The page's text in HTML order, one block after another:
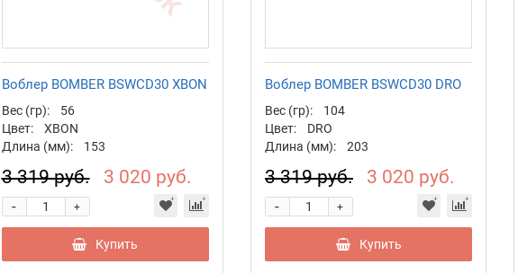
Воблер BOMBER BSWCD30 XBON
Вес (гр):
56
Цвет:
XBON
Длина (мм):
153
3 319 руб. 3 020 руб.
+
-
Купить
Воблер BOMBER BSWCD30 DRO
Вес (гр):
104
Цвет:
DRO
Длина (мм):
203
3 319 руб. 3 020 руб.
+
-
Купить